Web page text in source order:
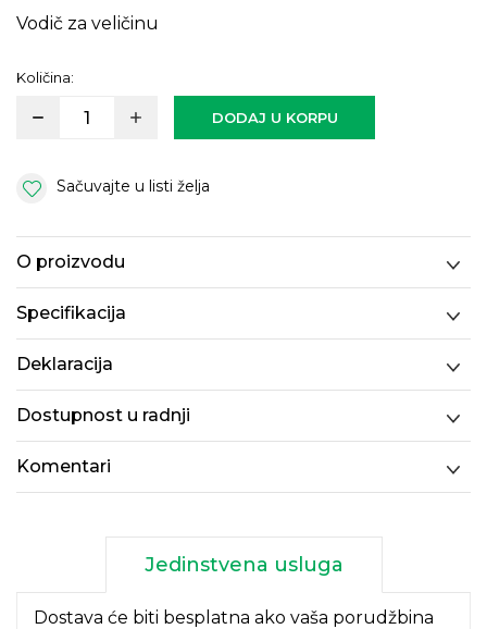
Vodič za veličinu
Količina:
DODAJ U KORPU
Sačuvajte u listi želja
O proizvodu
Specifikacija
Deklaracija
Dostupnost u radnji
Komentari
Jedinstvena usluga
Dostava će biti besplatna ako vaša porudžbina